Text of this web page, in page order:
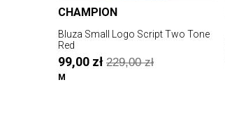
CHAMPION
Bluza Small Logo Script Two Tone
Red
99,00 zł 229,00 zł
M